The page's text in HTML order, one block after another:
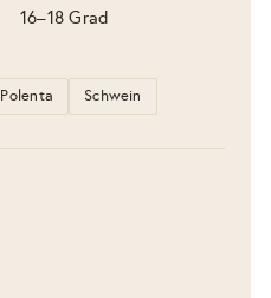
16–18 Grad
Polenta Schwein